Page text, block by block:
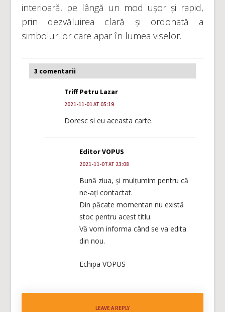
interioară, pe lângă un mod ușor și rapid,
prin dezvăluirea clară și ordonată a
simbolurilor care apar în lumea viselor.
3 comentarii
Triff Petru Lazar
2021-11-01 AT 05:19
Doresc si eu aceasta carte.
Editor VOPUS
2021-11-07 AT 23:08
Bună ziua, și mulțumim pentru că
ne-ați contactat.
Din păcate momentan nu există
stoc pentru acest titlu.
Vă vom informa când se va edita
din nou.
Echipa VOPUS
LEAVE A REPLY